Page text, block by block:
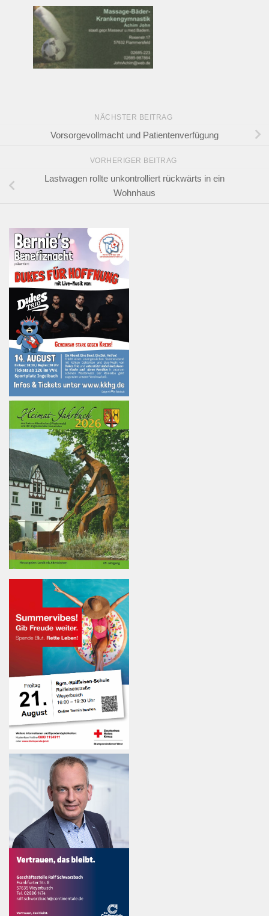
NÄCHSTER BEITRAG
Vorsorgevollmacht und Patientenverfügung
VORHERIGER BEITRAG
Lastwagen rollte unkontrolliert rückwärts in ein
Wohnhaus